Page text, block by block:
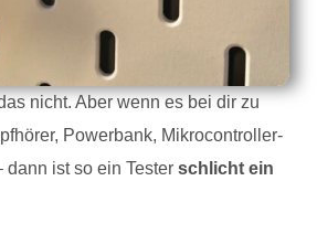
nicht. Aber wenn es bei dir zu
Powerbank, Mikrocontroller-
ist so ein Tester schlicht ein